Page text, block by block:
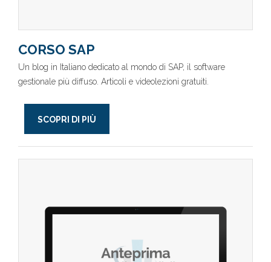
CORSO SAP
Un blog in Italiano dedicato al mondo di SAP, il software
gestionale più diffuso. Articoli e videolezioni gratuiti.
SCOPRI DI PIÙ